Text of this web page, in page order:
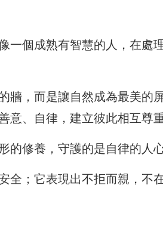
一個成熟有智慧的人，在處
牆，而是讓自然成為最美的
意、自律，建立彼此相互尊
的修養，守護的是自律的人心
全；它表現出不拒而親，不